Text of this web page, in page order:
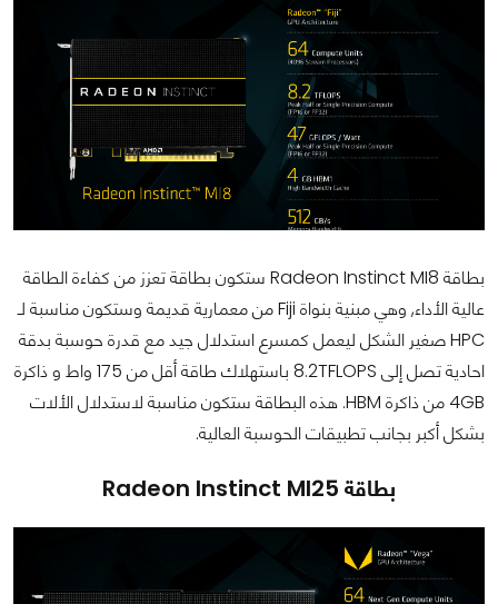
بطاقة Radeon Instinct MI8 ستكون بطاقة تعزز من كفاءة الطاقة
عالية الأداء, وهي مبنية بنواة Fiji من معمارية قديمة وستكون مناسبة لـ
HPC صغير الشكل ليعمل كمسرع استدلال جيد مع قدرة حوسبة بدقة
احادية تصل إلى 8.2TFLOPS باستهلاك طاقة أقل من 175 واط و ذاكرة
4GB من ذاكرة HBM. هذه البطاقة ستكون مناسبة لاستدلال الألات
بشكل أكبر بجانب تطبيقات الحوسبة العالية.
بطاقة Radeon Instinct MI25